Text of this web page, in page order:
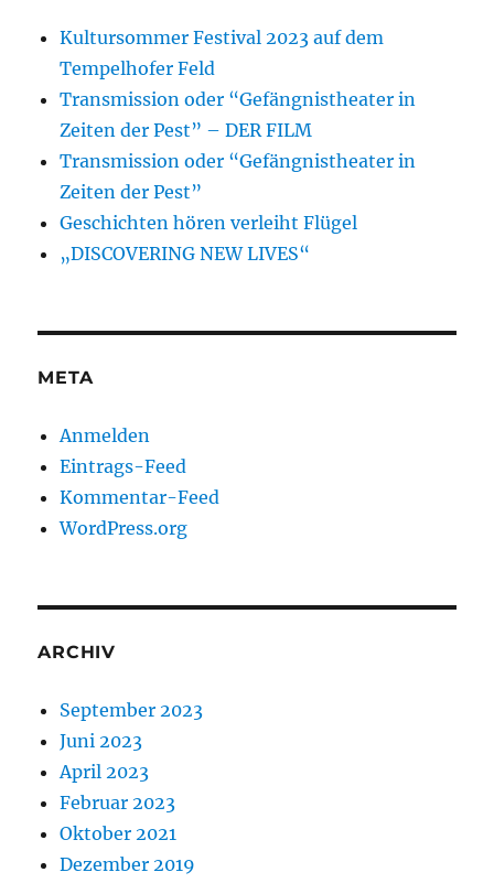
Kultursommer Festival 2023 auf dem
Tempelhofer Feld
Transmission oder “Gefängnistheater in
Zeiten der Pest” – DER FILM
Transmission oder “Gefängnistheater in
Zeiten der Pest”
Geschichten hören verleiht Flügel
„DISCOVERING NEW LIVES“
META
Anmelden
Eintrags-Feed
Kommentar-Feed
WordPress.org
ARCHIV
September 2023
Juni 2023
April 2023
Februar 2023
Oktober 2021
Dezember 2019